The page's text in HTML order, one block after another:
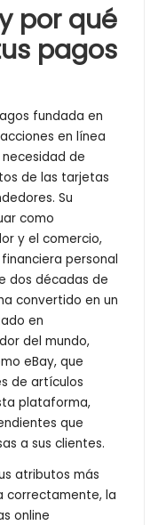
por qué
pagos
fundada en
en línea
de
de las tarjetas
Su
como
y el comercio,
personal
dos décadas de
convertido en un
en
del mundo,
eBay, que
de artículos
plataforma,
que
a sus clientes.
atributos más
correctamente, la
online